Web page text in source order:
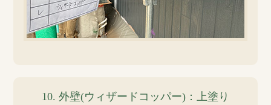
10. 外壁(ウィザードコッパー)：上塗り